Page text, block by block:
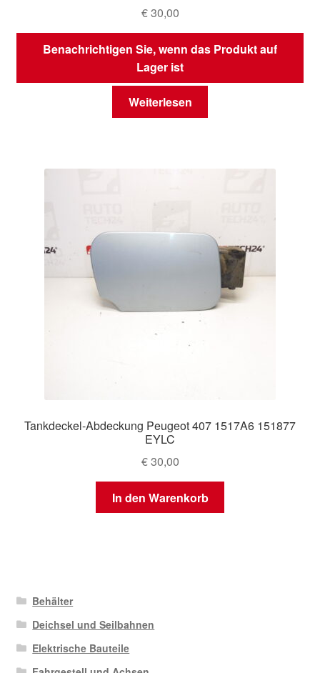
€30,00
Benachrichtigen Sie, wenn das Produkt auf
Lager ist
Weiterlesen
Tankdeckel-Abdeckung Peugeot 407 1517A6 151877
EYLC
€30,00
In den Warenkorb
Behälter
Deichsel und Seilbahnen
Elektrische Bauteile